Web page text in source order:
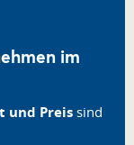
im
und Preissind